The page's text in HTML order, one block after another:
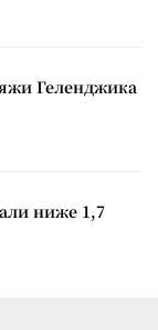
Геленджика
ниже 1,7